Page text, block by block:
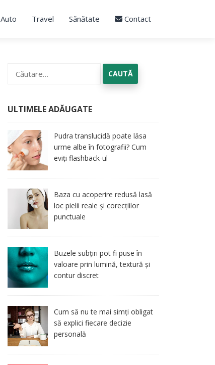
Auto Travel Sănătate Contact
după:
ULTIMELE ADĂUGATE
Pudra translucidă poate lăsa
urme albe în fotografii? Cum
eviți flashback-ul
Baza cu acoperire redusă lasă
loc pielii reale și corecțiilor
punctuale
Buzele subțiri pot fi puse în
valoare prin lumină, textură și
contur discret
Cum să nu te mai simți obligat
să explici fiecare decizie
personală